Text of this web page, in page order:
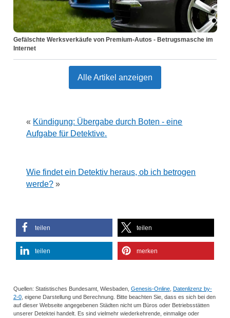
Gefälschte Werksverkäufe von Premium-Autos - Betrugsmasche im
Internet
Alle Artikel anzeigen
« Kündigung: Übergabe durch Boten - eine
Aufgabe für Detektive.
Wie findet ein Detektiv heraus, ob ich betrogen
werde? »
teilen teilen
teilen merken
Quellen: Statistisches Bundesamt, Wiesbaden, Genesis-Online, Datenlizenz by-
2-0, eigene Darstellung und Berechnung. Bitte beachten Sie, dass es sich bei den
auf dieser Webseite angegebenen Städten nicht um Büros oder Betriebsstätten
unserer Detektei handelt. Es sind vielmehr wiederkehrende, einmalige oder